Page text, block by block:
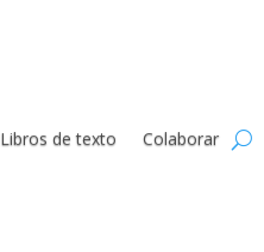
Libros de texto Colaborar